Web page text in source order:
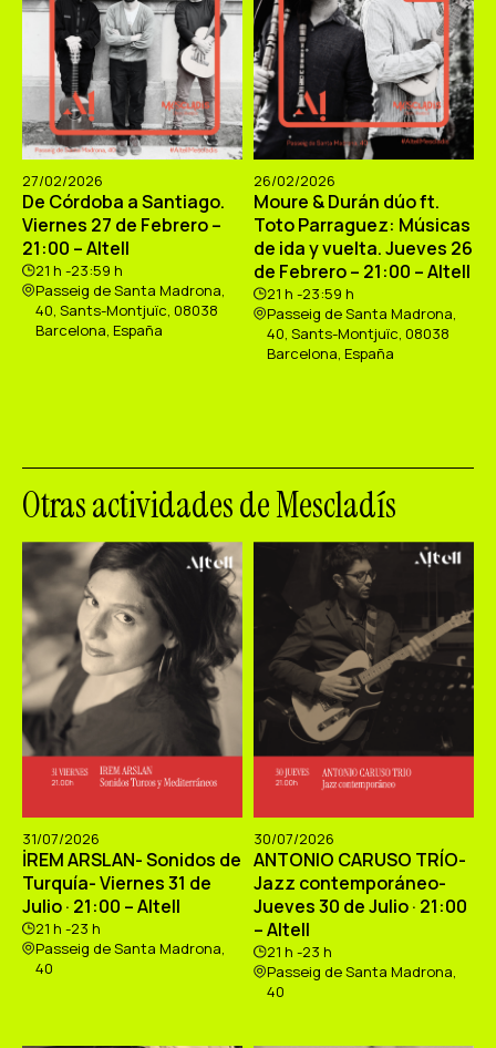
27/02/2026
De Córdoba a Santiago.
Viernes 27 de Febrero –
21:00 – Altell
21 h -23:59 h
Passeig de Santa Madrona,
40, Sants-Montjuïc, 08038
Barcelona, España
26/02/2026
Moure & Durán dúo ft.
Toto Parraguez: Músicas
de ida y vuelta. Jueves 26
de Febrero – 21:00 – Altell
21 h -23:59 h
Passeig de Santa Madrona,
40, Sants-Montjuïc, 08038
Barcelona, España
Otras actividades de Mescladís
31/07/2026
İREM ARSLAN- Sonidos de
Turquía- Viernes 31 de
Julio · 21:00 – Altell
21 h -23 h
Passeig de Santa Madrona,
40
30/07/2026
ANTONIO CARUSO TRÍO-
Jazz contemporáneo-
Jueves 30 de Julio · 21:00
– Altell
21 h -23 h
Passeig de Santa Madrona,
40